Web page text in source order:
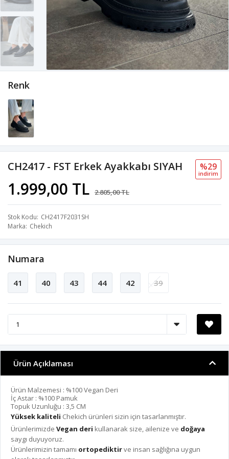
CH2417 - FST Erkek Ayakkabı SIYAH
1.999,00 TL 2.805,00 TL
%29
i̇ndi̇ri̇m
Stok Kodu CH2417F2031SH
Marka Chekich
Renk
Numara
41 40 43 44 42 39
Ürün Açıklaması
Ürün Malzemesi : %100 Vegan Deri
İç Astar : %100 Pamuk
Topuk Uzunluğu : 3,5 CM
Yüksek kaliteli Chekich ürünleri sizin için tasarlanmıştır.
Ürünlerimizde Vegan deri kullanarak size, ailenize ve doğaya
saygı duyuyoruz.
Ürünlerimizin tamamı ortopediktirve insan sağlığına uygun